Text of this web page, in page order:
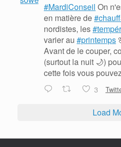
#MardiConseil On
en matière de
nordistes, les
varier au #printemps
Avant de le couper,
(surtout la nuit 🌙)
cette fois vous
3
Load